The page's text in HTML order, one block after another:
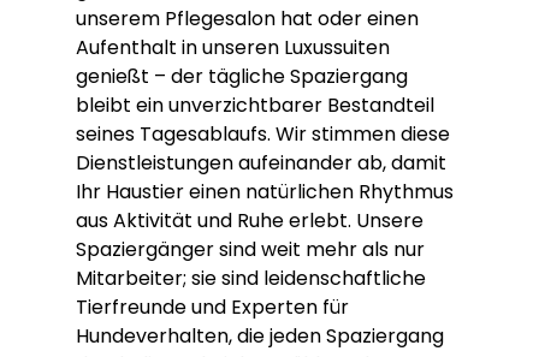
unserem Pflegesalon hat oder einen
Aufenthalt in unseren Luxussuiten
genießt – der tägliche Spaziergang
bleibt ein unverzichtbarer Bestandteil
seines Tagesablaufs. Wir stimmen diese
Dienstleistungen aufeinander ab, damit
Ihr Haustier einen natürlichen Rhythmus
aus Aktivität und Ruhe erlebt. Unsere
Spaziergänger sind weit mehr als nur
Mitarbeiter; sie sind leidenschaftliche
Tierfreunde und Experten für
Hundeverhalten, die jeden Spaziergang